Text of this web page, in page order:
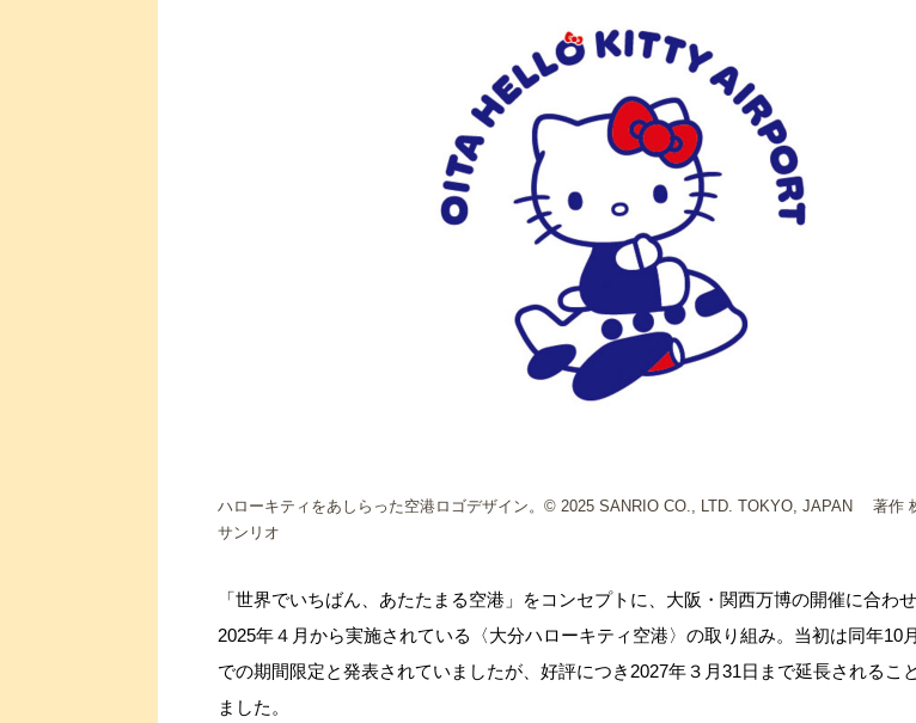
ハローキティをあしらった空港ロゴデザイン。© 2025 SANRIO CO., LTD. TOKYO, JAPAN 著作
サンリオ
「世界でいちばん、あたたまる空港」をコンセプトに、大阪・関西万博の開催に合わせ
2025年４月から実施されている〈大分ハローキティ空港〉の取り組み。当初は同年10
での期間限定と発表されていましたが、好評につき2027年３月31日まで延長されるこ
ました。